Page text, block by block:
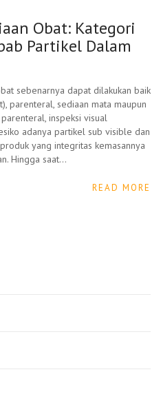
Obat: Kategori
Partikel Dalam
sebenarnya dapat dilakukan baik
parenteral, sediaan mata maupun
inspeksi visual
adanya partikel sub visible dan
yang integritas kemasannya
Hingga saat…
READ MORE